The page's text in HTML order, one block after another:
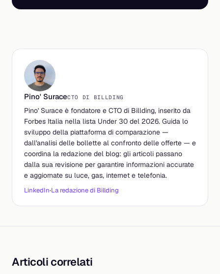
Pino' SuraceCTO DI BILLDING
Pino' Surace è fondatore e CTO di Billding, inserito da
Forbes Italia nella lista Under 30 del 2026. Guida lo
sviluppo della piattaforma di comparazione —
dall'analisi delle bollette al confronto delle offerte — e
coordina la redazione del blog: gli articoli passano
dalla sua revisione per garantire informazioni accurate
e aggiornate su luce, gas, internet e telefonia.
LinkedIn·La redazione di Billding
Articoli correlati